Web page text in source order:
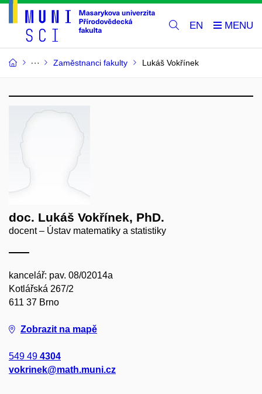
EN
Zaměstnanci fakulty Lukáš Vokřínek
doc. Lukáš Vokřínek, PhD.
docent – Ústav matematiky a statistiky
kancelář: pav. 08/02014a
Kotlářská 267/2
611 37 Brno
Zobrazit na mapě
549 49 4304
vokrinek@math.muni.cz